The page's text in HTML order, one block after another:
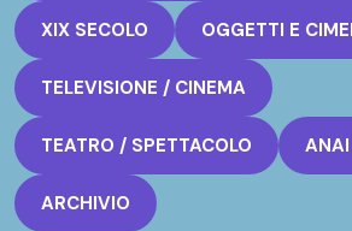
XIX SECOLO OGGETTI E
TELEVISIONE / CINEMA
TEATRO / SPETTACOLO ANAI
ARCHIVIO